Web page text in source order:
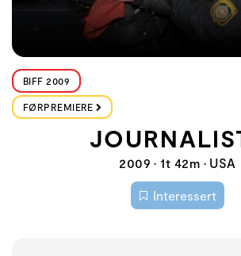
BIFF 2009
FØRPREMIERE
2009 • 1t 42m • USA
Interessert